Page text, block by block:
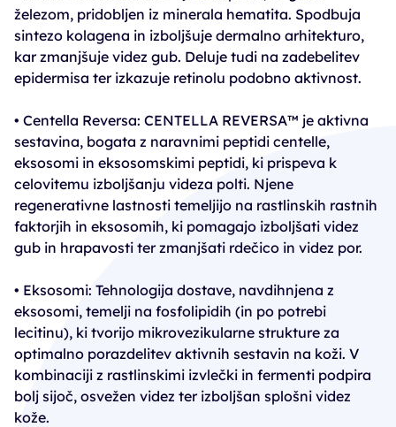
železom, pridobljen iz minerala hematita. Spodbuja
sintezo kolagena in izboljšuje dermalno arhitekturo,
kar zmanjšuje videz gub. Deluje tudi na zadebelitev
epidermisa ter izkazuje retinolu podobno aktivnost.
• Centella Reversa: CENTELLA REVERSA™ je aktivna
sestavina, bogata z naravnimi peptidi centelle,
eksosomi in eksosomskimi peptidi, ki prispeva k
celovitemu izboljšanju videza polti. Njene
regenerativne lastnosti temeljijo na rastlinskih rastnih
faktorjih in eksosomih, ki pomagajo izboljšati videz
gub in hrapavosti ter zmanjšati rdečico in videz por.
• Eksosomi: Tehnologija dostave, navdihnjena z
eksosomi, temelji na fosfolipidih (in po potrebi
lecitinu), ki tvorijo mikrovezikularne strukture za
optimalno porazdelitev aktivnih sestavin na koži. V
kombinaciji z rastlinskimi izvlečki in fermenti podpira
bolj sijoč, osvežen videz ter izboljšan splošni videz
kože.